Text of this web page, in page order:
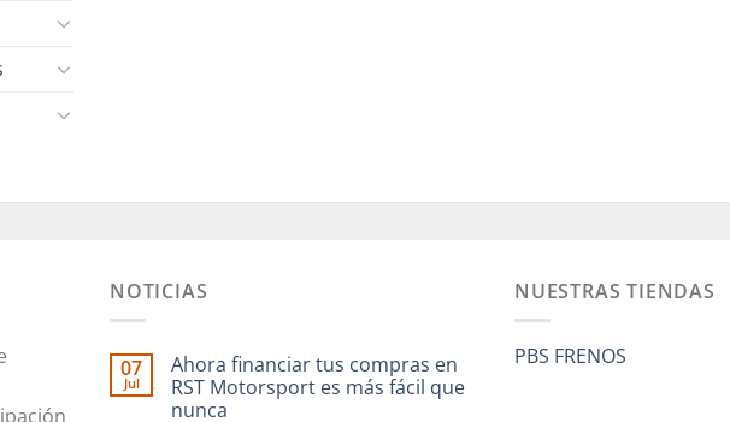
NOTICIAS
07
Jul
Ahora financiar tus compras en
RST Motorsport es más fácil que
nunca
NUESTRAS TIENDAS
PBS FRENOS